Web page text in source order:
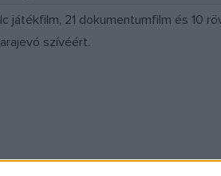
21 dokumentumfilm és 10
szívéért.